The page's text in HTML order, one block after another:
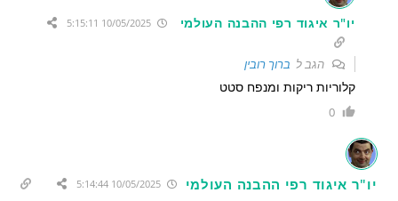
יו"ר איגוד רפי ההבנה העולמי 10/05/2025 5:15:11
הגב ל ברוך רובין
קלוריות ריקות ומנפח סטט
0
יו"ר איגוד רפי ההבנה העולמי 10/05/2025 5:14:44